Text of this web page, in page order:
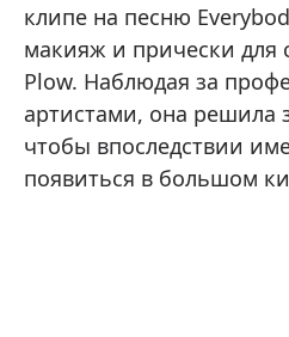
клипе на песню
макияж и прически для
Plow. Наблюдая за
артистами, она решила
чтобы впоследствии
появиться в большом